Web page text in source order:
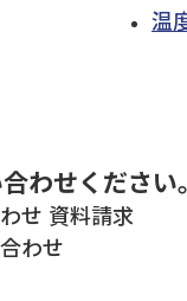
温
わせください
せ 資料請求
わせ